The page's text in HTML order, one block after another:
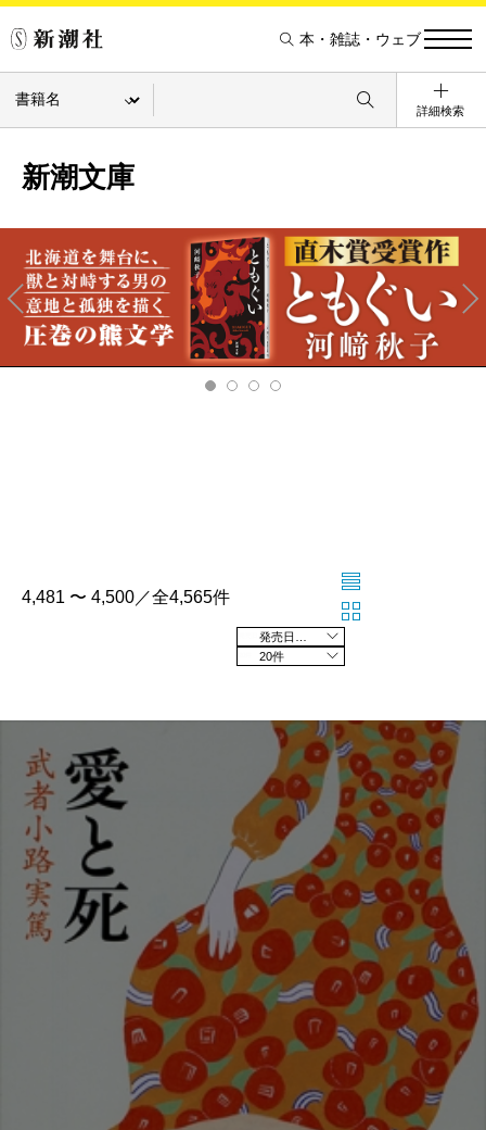
本・雑誌・ウェブ
詳細検索
新潮文庫
Pre
v
xt
4,481 〜 4,500／全4,565件
20件